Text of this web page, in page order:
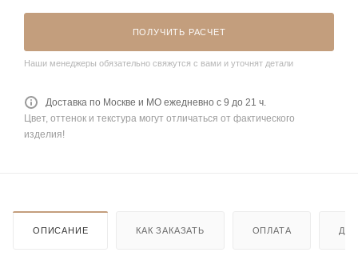
ПОЛУЧИТЬ РАСЧЕТ
Наши менеджеры обязательно свяжутся с вами и уточнят детали
Доставка по Москве и МО ежедневно с 9 до 21 ч.
Цвет, оттенок и текстура могут отличаться от фактического
изделия!
ОПИСАНИЕ КАК ЗАКАЗАТЬ ОПЛАТА